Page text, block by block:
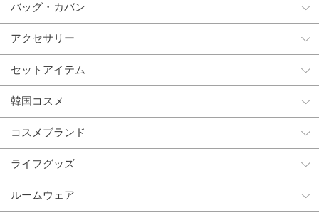
バッグ・カバン
アクセサリー
セットアイテム
韓国コスメ
コスメブランド
ライフグッズ
ルームウェア